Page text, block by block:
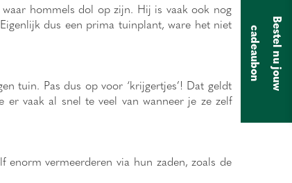
hommels dol op zijn. Hij is vaak ook nog
dus een prima tuinplant, ware het niet
tuin. Pas dus op voor ‘krijgertjes’! Dat geldt
er vaak al snel te veel van wanneer je ze zelf
vermeerderen via hun zaden, zoals de
B
e
s
t
e
l
n
u
j
o
u
w
ca
d
e
a
u
b
o
n